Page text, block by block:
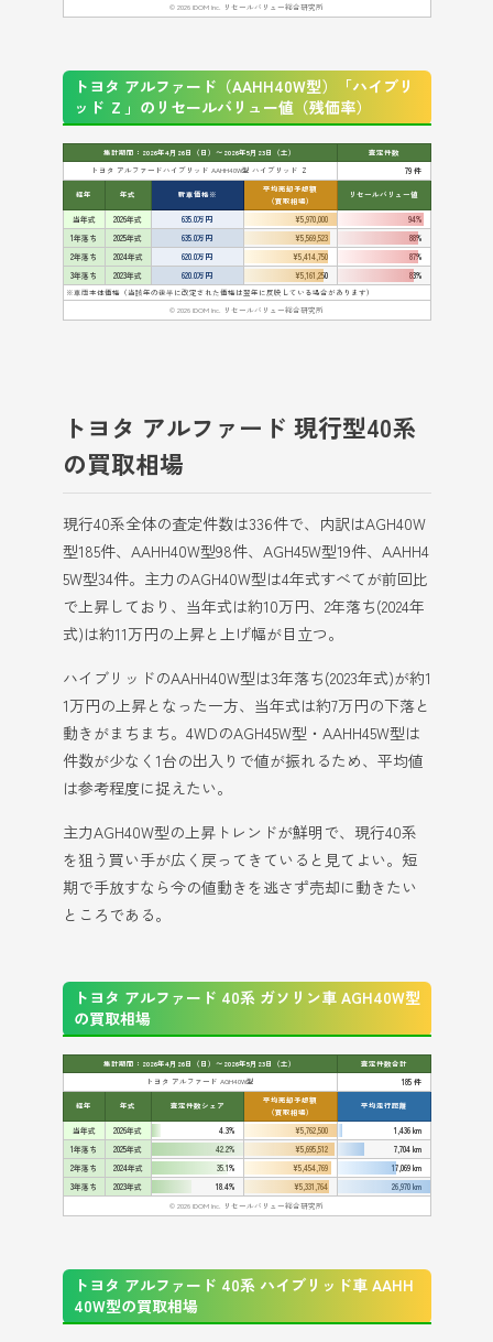
© 2026 IDOM Inc. リセールバリュー総合研究所
トヨタ アルファード（AAHH40W型）「ハイブリ
ッド Ｚ」のリセールバリュー値（残価率）
集計期間：2026年4月26日（日）〜2026年5月23日（土）
査定件数
トヨタ アルファードハイブリッド AAHH40W型 ハイブリッド Ｚ
79 件
経年 年式 新車価格※
平均売却予想額
（買取相場）
リセールバリュー値
当年式 2026年式 635.0万円 ¥5,970,000
94%
1年落ち
2025年式 635.0万円 ¥5,569,523
88%
2年落ち
2024年式 620.0万円 ¥5,414,750
87%
3年落ち
2023年式 620.0万円 ¥5,161,250
83%
※車両本体価格（当該年の後半に改定された価格は翌年に反映している場合があります）
© 2026 IDOM Inc. リセールバリュー総合研究所
トヨタ アルファード 現行型40系
の買取相場
現行40系全体の査定件数は336件で、内訳はAGH40W
型185件、AAHH40W型98件、AGH45W型19件、AAHH4
5W型34件。主力のAGH40W型は4年式すべてが前回比
で上昇しており、当年式は約10万円、2年落ち(2024年
式)は約11万円の上昇と上げ幅が目立つ。
ハイブリッドのAAHH40W型は3年落ち(2023年式)が約1
1万円の上昇となった一方、当年式は約7万円の下落と
動きがまちまち。4WDのAGH45W型・AAHH45W型は
件数が少なく1台の出入りで値が振れるため、平均値
は参考程度に捉えたい。
主力AGH40W型の上昇トレンドが鮮明で、現行40系
を狙う買い手が広く戻ってきていると見てよい。短
期で手放すなら今の値動きを逃さず売却に動きたい
ところである。
トヨタ アルファード 40系 ガソリン車 AGH40W型
の買取相場
集計期間：2026年4月26日（日）〜2026年5月23日（土）
査定件数合計
トヨタ アルファード AGH40W型
185 件
経年 年式 査定件数シェア
平均売却予想額
（買取相場）
平均走行距離
当年式 2026年式 4.3% ¥5,762,500
1,436 km
1年落ち
2025年式 42.2% ¥5,695,512
7,704 km
2年落ち
2024年式 35.1% ¥5,454,769
17,069 km
3年落ち
2023年式 18.4% ¥5,331,764
26,970 km
© 2026 IDOM Inc. リセールバリュー総合研究所
トヨタ アルファード 40系 ハイブリッド車 AAHH
40W型の買取相場